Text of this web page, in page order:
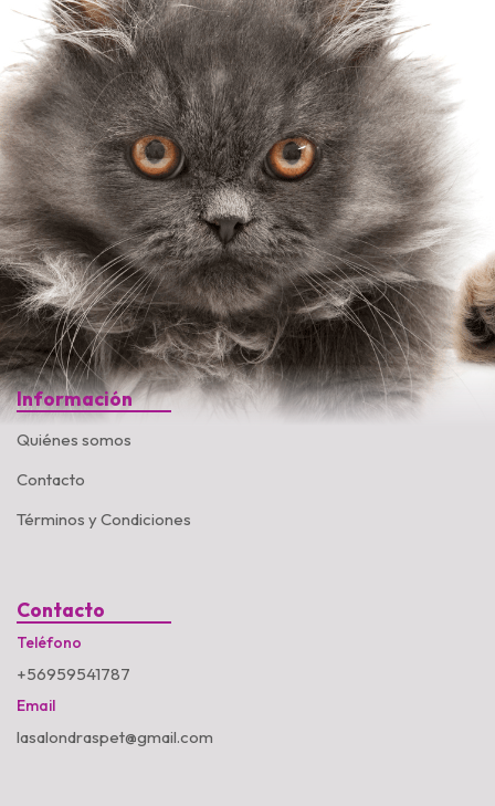
Información
Quiénes somos
Contacto
Términos y Condiciones
Contacto
Teléfono
+56959541787
Email
lasalondraspet@gmail.com